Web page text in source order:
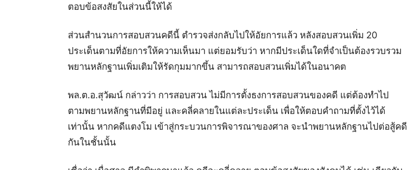
ตอบข้อสงสัยในส่วนนี้ให้ได้
ส่วนสำนวนการสอบสวนคดีนี้ ตำรวจส่งกลับไปให้อัยการแล้ว หลังสอบสวนเพิ่ม 20
ประเด็นตามที่อัยการให้ความเห็นมา แต่ยอมรับว่า หากมีประเด็นใดที่จำเป็นต้องรวบรวม
พยานหลักฐานเพิ่มเติมให้รัดกุมมากขึ้น สามารถสอบสวนเพิ่มได้ในอนาคต
พล.ต.อ.สุวัฒน์ กล่าวว่า การสอบสวน ไม่มีการตั้งธงการสอบสวนของคดี แต่ต้องทำไป
ตามพยานหลักฐานที่มีอยู่ และคลี่คลายในแต่ละประเด็น เพื่อให้ตอบคำถามที่ตั้งไว้ได้
เท่านั้น หากคดีแตงโม เข้าสู่กระบวนการพิจารณาของศาล จะนำพยานหลักฐานไปต่อสู้คดี
กันในชั้นนั้น